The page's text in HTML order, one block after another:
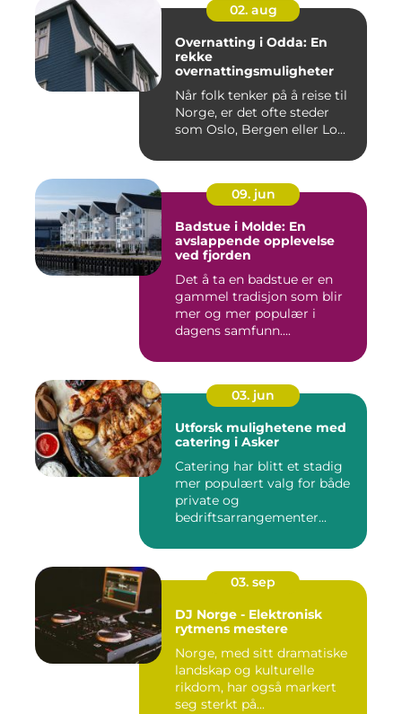
02. aug
Overnatting i Odda: En
rekke
overnattingsmuligheter
Når folk tenker på å reise til
Norge, er det ofte steder
som Oslo, Bergen eller Lo...
09. jun
Badstue i Molde: En
avslappende opplevelse
ved fjorden
Det å ta en badstue er en
gammel tradisjon som blir
mer og mer populær i
dagens samfunn....
03. jun
Utforsk mulighetene med
catering i Asker
Catering har blitt et stadig
mer populært valg for både
private og
bedriftsarrangementer...
03. sep
DJ Norge - Elektronisk
rytmens mestere
Norge, med sitt dramatiske
landskap og kulturelle
rikdom, har også markert
seg sterkt på...